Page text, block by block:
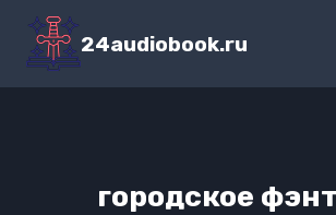
Перейти
содержимому
24audiobook.ru
городское